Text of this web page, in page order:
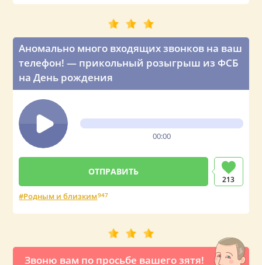
Аномально много входящих звонков на ваш
телефон! — прикольный розыгрыш из ФСБ
на День рождения
00:00
213
Родным и близким947
Звоню вам по просьбе вашего зятя!